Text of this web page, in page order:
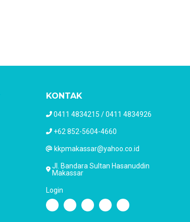
KONTAK
0411 4834215 / 0411 4834926
+62 852-5604-4660
kkpmakassar@yahoo.co.id
Jl. Bandara Sultan Hasanuddin
Makassar
Login